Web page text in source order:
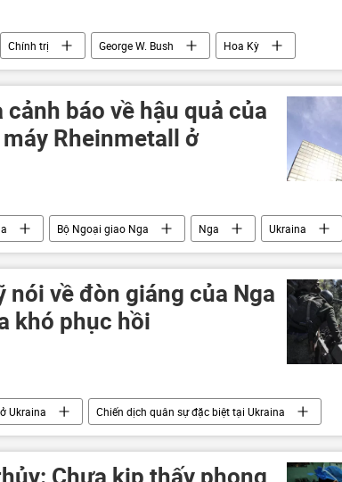
Chính trị George W. Bush
Hoa Kỳ
báo về hậu quả của
Rheinmetall ở
Bộ Ngoại giao Nga Nga
Ukraina
Chính trị Thế giới Đức xung đột quân sự
nói về đòn giáng của Nga
khó phục hồi
Ukraina
Chiến dịch quân sự đặc biệt tại Ukraina
đột quân sự Thế giới